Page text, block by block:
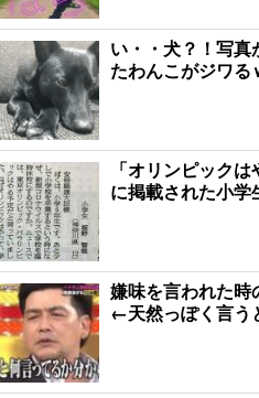
い・・犬？！写真
たわんこがジワる
「オリンピック
に掲載された小
嫌味を言われた時
←天然っぽく言う